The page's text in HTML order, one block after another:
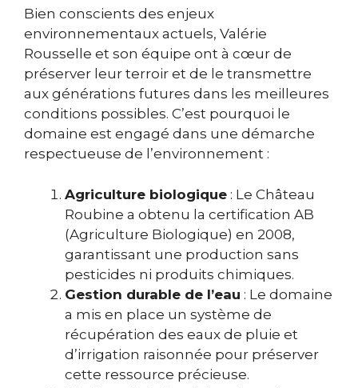
Bien conscients des enjeux
environnementaux actuels, Valérie
Rousselle et son équipe ont à cœur de
préserver leur terroir et de le transmettre
aux générations futures dans les meilleures
conditions possibles. C’est pourquoi le
domaine est engagé dans une démarche
respectueuse de l’environnement :
Agriculture biologique : Le Château
Roubine a obtenu la certification AB
(Agriculture Biologique) en 2008,
garantissant une production sans
pesticides ni produits chimiques.
Gestion durable de l’eau : Le domaine
a mis en place un système de
récupération des eaux de pluie et
d’irrigation raisonnée pour préserver
cette ressource précieuse.